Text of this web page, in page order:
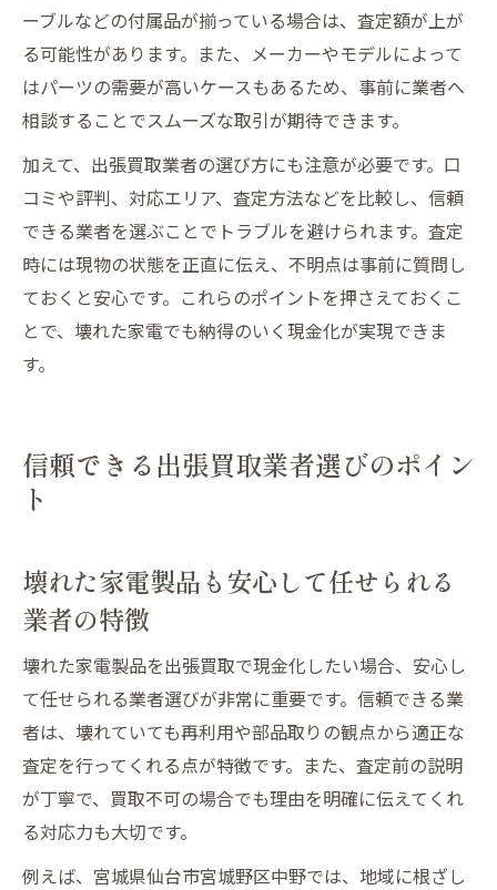
ーブルなどの付属品が揃っている場合は、査定額が上が
る可能性があります。また、メーカーやモデルによって
はパーツの需要が高いケースもあるため、事前に業者へ
相談することでスムーズな取引が期待できます。
加えて、出張買取業者の選び方にも注意が必要です。口
コミや評判、対応エリア、査定方法などを比較し、信頼
できる業者を選ぶことでトラブルを避けられます。査定
時には現物の状態を正直に伝え、不明点は事前に質問し
ておくと安心です。これらのポイントを押さえておくこ
とで、壊れた家電でも納得のいく現金化が実現できま
す。
信頼できる出張買取業者選びのポイン
ト
壊れた家電製品も安心して任せられる
業者の特徴
壊れた家電製品を出張買取で現金化したい場合、安心し
て任せられる業者選びが非常に重要です。信頼できる業
者は、壊れていても再利用や部品取りの観点から適正な
査定を行ってくれる点が特徴です。また、査定前の説明
が丁寧で、買取不可の場合でも理由を明確に伝えてくれ
る対応力も大切です。
例えば、宮城県仙台市宮城野区中野では、地域に根ざし